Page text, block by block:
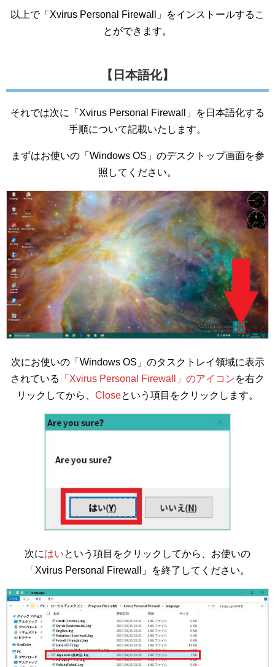
以上で「Xvirus Personal Firewall」をインストールするこ
とができます。
【日本語化】
それでは次に「Xvirus Personal Firewall」を日本語化する
手順について記載いたします。
まずはお使いの「Windows OS」のデスクトップ画面を参
照してください。
次にお使いの「Windows OS」のタスクトレイ領域に表示
されている
「Xvirus Personal Firewall」のアイコンを右ク
リックしてから、 Closeという項目をクリックします。
次にはいという項目をクリックしてから、お使いの
「Xvirus Personal Firewall」を終了してください。